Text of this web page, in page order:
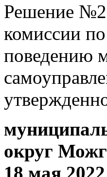
Решение
комиссии
поведению
округ
18 мая